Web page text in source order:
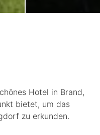
Hotel in Brand,
bietet, um das
zu erkunden.